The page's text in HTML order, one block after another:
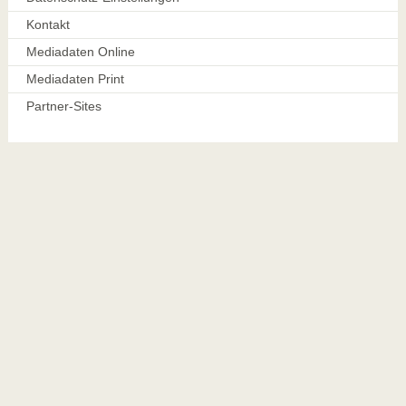
Kontakt
Mediadaten Online
Mediadaten Print
Partner-Sites